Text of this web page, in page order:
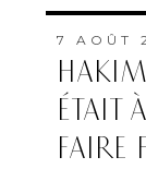
7 AOÛT
ÉTAIT
FAIRE